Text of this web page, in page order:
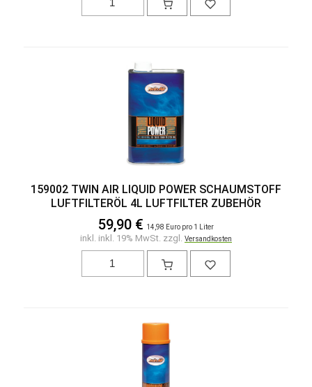
159002 TWIN AIR LIQUID POWER SCHAUMSTOFF
LUFTFILTERÖL 4L LUFTFILTER ZUBEHÖR
59,90 € 14,98 Euro pro 1 Liter
inkl. inkl. 19% MwSt. zzgl. Versandkosten